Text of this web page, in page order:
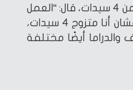
يظهر في العمل متزوجًا من 4 سيدات، قال: “العمل
مختلف تماما، ويمكن عشان أنا متزوج 4 سيدات،
أيضًا مختلفة